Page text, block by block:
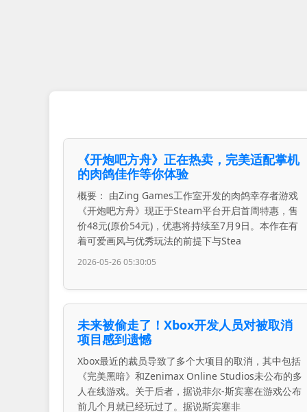
《开炮吧方舟》正在热卖，完美适配掌机
的肉鸽佳作等你体验
概要： 由Zing Games工作室开发的肉鸽幸存者游戏
《开炮吧方舟》现正于Steam平台开启首周特惠，售
价48元(原价54元)，优惠将持续至7月9日。本作在有
着可爱画风与优秀玩法的前提下与Stea
2026-05-26 05:30:05
未来被偷走了！Xbox开发人员对被取消
项目感到遗憾
Xbox最近的裁员导致了多个大项目的取消，其中包括
《完美黑暗》和Zenimax Online Studios未公布的多
人在线游戏。关于后者，据说菲尔-斯宾塞在游戏公布
前几个月就已经玩过了。据说斯宾塞非